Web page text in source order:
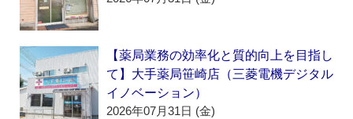
【薬局業務の効率化と質的向上を目指し
て】大手薬局笹崎店（三菱電機デジタル
イノベーション）
2026年07月31日 (金)